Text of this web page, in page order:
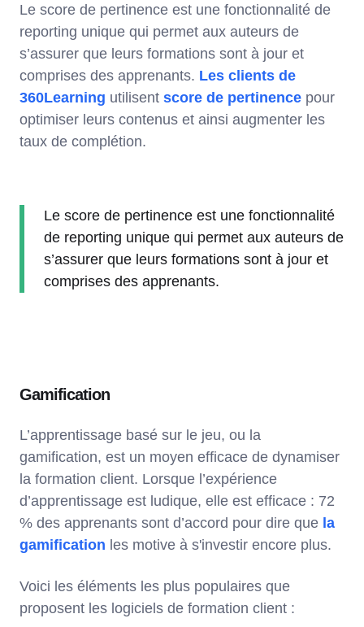
Le score de pertinence est une fonctionnalité de
reporting unique qui permet aux auteurs de
s’assurer que leurs formations sont à jour et
comprises des apprenants. Les clients de
360Learning utilisent score de pertinence pour
optimiser leurs contenus et ainsi augmenter les
taux de complétion.
Le score de pertinence est une fonctionnalité
de reporting unique qui permet aux auteurs de
s’assurer que leurs formations sont à jour et
comprises des apprenants.
Gamification
L’apprentissage basé sur le jeu, ou la
gamification, est un moyen efficace de dynamiser
la formation client. Lorsque l’expérience
d’apprentissage est ludique, elle est efficace : 72
% des apprenants sont d’accord pour dire que la
gamification les motive à s'investir encore plus.
Voici les éléments les plus populaires que
proposent les logiciels de formation client :